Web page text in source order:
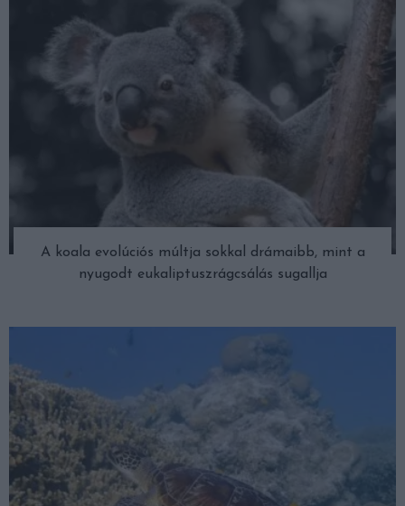
A koala evolúciós múltja sokkal drámaibb, mint a
nyugodt eukaliptuszrágcsálás sugallja